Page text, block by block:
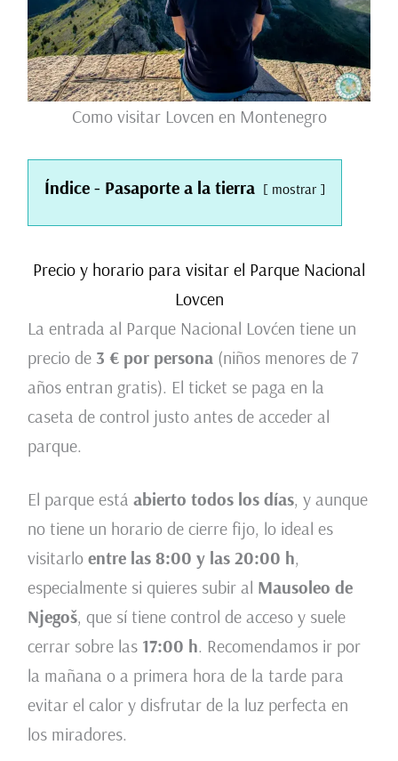
Como visitar Lovcen en Montenegro
Índice - Pasaporte a la tierra mostrar
Precio y horario para visitar el Parque Nacional
Lovcen
La entrada al Parque Nacional Lovćen tiene un
precio de 3 € por persona(niños menores de 7
años entran gratis). El ticket se paga en la
caseta de control justo antes de acceder al
parque.
El parque está abierto todos los días, y aunque
no tiene un horario de cierre fijo, lo ideal es
visitarlo entre las 8:00 y las 20:00 h,
especialmente si quieres subir al Mausoleo de
Njegoš, que sí tiene control de acceso y suele
cerrar sobre las 17:00 h. Recomendamos ir por
la mañana o a primera hora de la tarde para
evitar el calor y disfrutar de la luz perfecta en
los miradores.